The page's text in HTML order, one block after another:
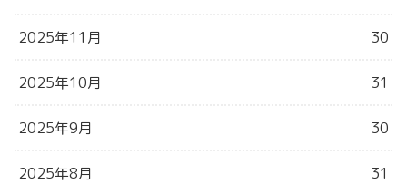
2025年11月 30
2025年10月 31
2025年9月 30
2025年8月 31